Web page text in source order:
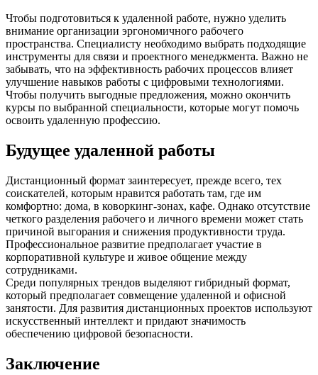
Чтобы подготовиться к удаленной работе, нужно уделить
внимание организации эргономичного рабочего
пространства. Специалисту необходимо выбрать подходящие
инструменты для связи и проектного менеджмента. Важно не
забывать, что на эффективность рабочих процессов влияет
улучшение навыков работы с цифровыми технологиями.
Чтобы получить выгодные предложения, можно окончить
курсы по выбранной специальности, которые могут помочь
освоить удаленную профессию.
Будущее удаленной работы
Дистанционный формат заинтересует, прежде всего, тех
соискателей, которым нравится работать там, где им
комфортно: дома, в коворкинг-зонах, кафе. Однако отсутствие
четкого разделения рабочего и личного времени может стать
причиной выгорания и снижения продуктивности труда.
Профессиональное развитие предполагает участие в
корпоративной культуре и живое общение между
сотрудниками.
Среди популярных трендов выделяют гибридный формат,
который предполагает совмещение удаленной и офисной
занятости. Для развития дистанционных проектов используют
искусственный интеллект и придают значимость
обеспечению цифровой безопасности.
Заключение